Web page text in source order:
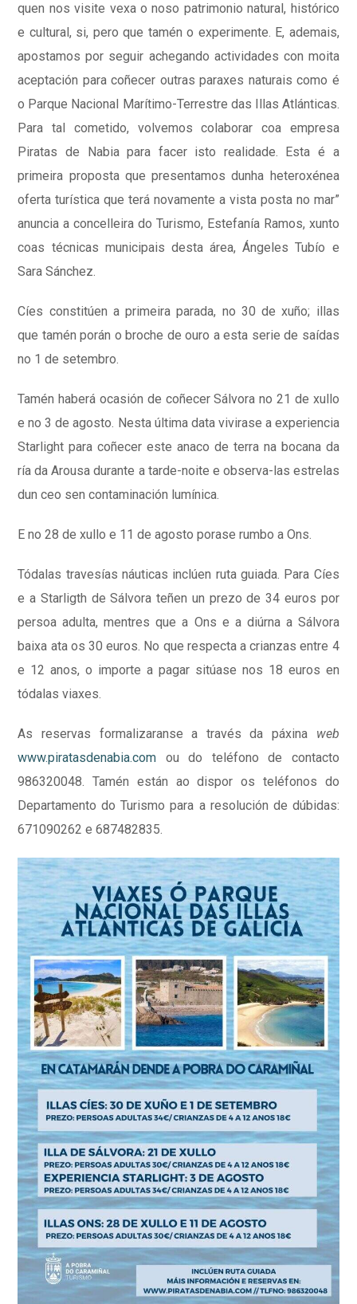
quen nos visite vexa o noso patrimonio natural, histórico
e cultural, si, pero que tamén o experimente. E, ademais,
apostamos por seguir achegando actividades con moita
aceptación para coñecer outras paraxes naturais como é
o Parque Nacional Marítimo-Terrestre das Illas Atlánticas.
Para tal cometido, volvemos colaborar coa empresa
Piratas de Nabia para facer isto realidade. Esta é a
primeira proposta que presentamos dunha heteroxénea
oferta turística que terá novamente a vista posta no mar”
anuncia a concelleira do Turismo, Estefanía Ramos, xunto
coas técnicas municipais desta área, Ángeles Tubío e
Sara Sánchez.
Cíes constitúen a primeira parada, no 30 de xuño; illas
que tamén porán o broche de ouro a esta serie de saídas
no 1 de setembro.
Tamén haberá ocasión de coñecer Sálvora no 21 de xullo
e no 3 de agosto. Nesta última data vivirase a experiencia
Starlight para coñecer este anaco de terra na bocana da
ría da Arousa durante a tarde-noite e observa-las estrelas
dun ceo sen contaminación lumínica.
E no 28 de xullo e 11 de agosto porase rumbo a Ons.
Tódalas travesías náuticas inclúen ruta guiada. Para Cíes
e a Starligth de Sálvora teñen un prezo de 34 euros por
persoa adulta, mentres que a Ons e a diúrna a Sálvora
baixa ata os 30 euros. No que respecta a crianzas entre 4
e 12 anos, o importe a pagar sitúase nos 18 euros en
tódalas viaxes.
As reservas formalizaranse a través da páxina web
www.piratasdenabia.com ou do teléfono de contacto
986320048. Tamén están ao dispor os teléfonos do
Departamento do Turismo para a resolución de dúbidas:
671090262 e 687482835.